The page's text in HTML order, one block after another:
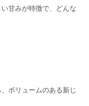
甘みが特徴で、どんな
ボリュームのある新じ